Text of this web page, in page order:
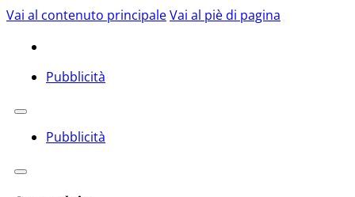
Vai al contenuto principaleVai al piè di pagina
Pubblicità
Pubblicità